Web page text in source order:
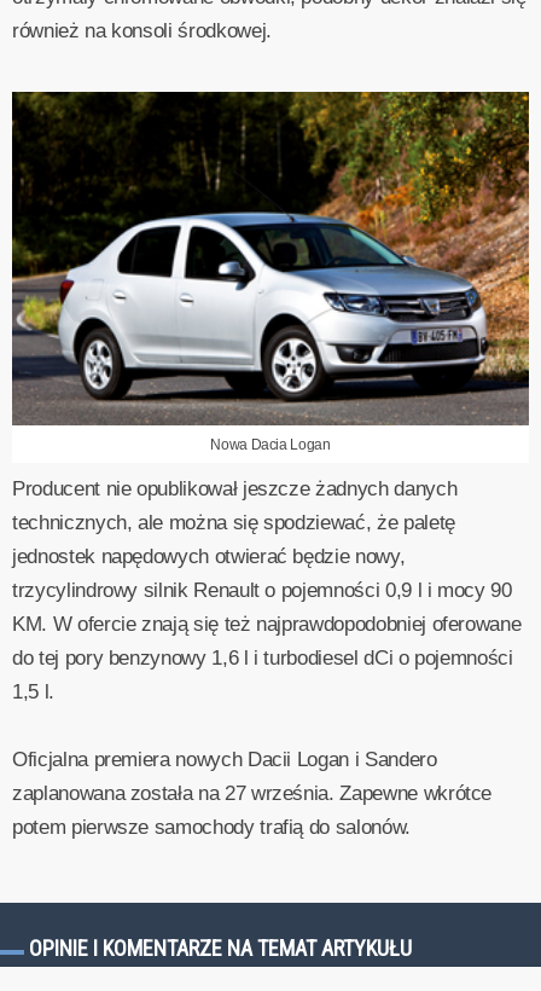
również na konsoli środkowej.
Nowa Dacia Logan
Producent nie opublikował jeszcze żadnych danych
technicznych, ale można się spodziewać, że paletę
jednostek napędowych otwierać będzie nowy,
trzycylindrowy silnik Renault o pojemności 0,9 l i mocy 90
KM. W ofercie znają się też najprawdopodobniej oferowane
do tej pory benzynowy 1,6 l i turbodiesel dCi o pojemności
1,5 l.
Oficjalna premiera nowych Dacii Logan i Sandero
zaplanowana została na 27 września. Zapewne wkrótce
potem pierwsze samochody trafią do salonów.
OPINIE I KOMENTARZE NA TEMAT ARTYKUŁU